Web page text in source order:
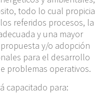
todo lo cual propicia
referidos procesos, la
y una mayor
y/o adopción
para el desarrollo
problemas operativos.
capacitado para: